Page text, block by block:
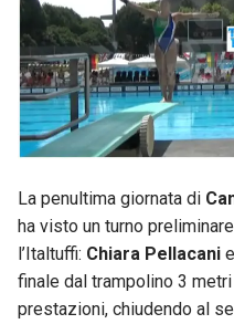
La penultima giornata di
ha visto un turno
l’Italtuffi: Chiara Pellacani
finale dal trampolino 3
prestazioni, chiudendo al